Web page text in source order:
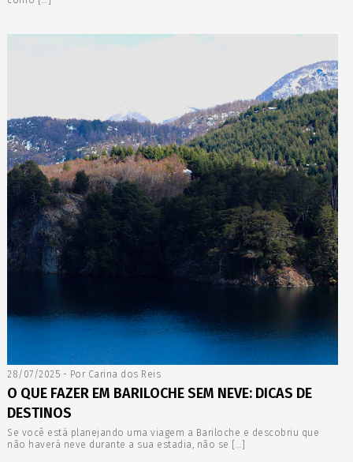
28/07/2025 - Por Carina dos Reis
O QUE FAZER EM BARILOCHE SEM NEVE: DICAS DE
DESTINOS
Se você está planejando uma viagem a Bariloche e descobriu que
não haverá neve durante a sua estadia, não se […]